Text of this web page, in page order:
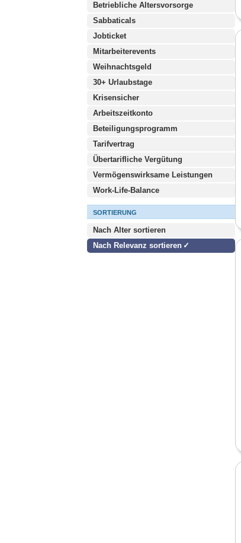
Betriebliche Altersvorsorge
Sabbaticals
Jobticket
Mitarbeiterevents
Weihnachtsgeld
30+ Urlaubstage
Krisensicher
Arbeitszeitkonto
Beteiligungsprogramm
Tarifvertrag
Übertarifliche Vergütung
Vermögenswirksame Leistungen
Work-Life-Balance
SORTIERUNG
Nach Alter sortieren
Nach Relevanz sortieren